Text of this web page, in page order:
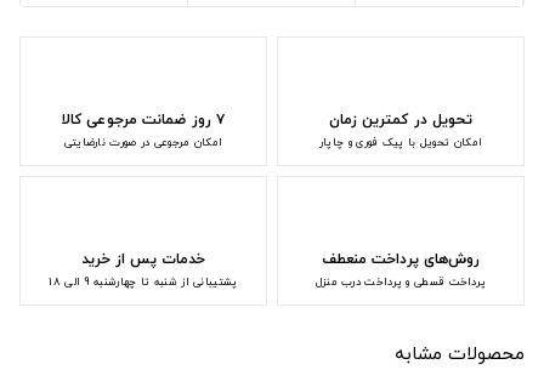
تحویل در کمترین زمان
امکان تحویل با پیک فوری و چاپار
۷ روز ضمانت مرجوعی کالا
امکان مرجوعی در صورت نارضایتی
روش‌های پرداخت منعطف
پرداخت قسطی و پرداخت درب منزل
خدمات پس از خرید
پشتیبانی از شنبه تا چهارشنبه 9 الی 18
محصولات مشابه